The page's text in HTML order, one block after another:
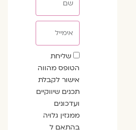
שדה
הסכמה
שליחת
הטופס מהווה
אישור לקבלת
תכנים שיווקיים
ועדכונים
ממגזין גלויה
בהתאם ל